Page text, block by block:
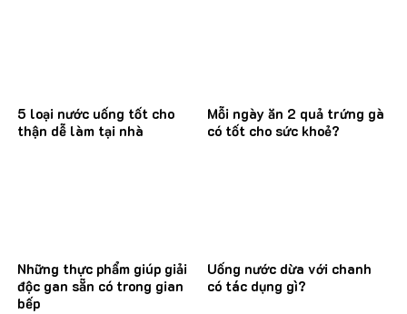
5 loại nước uống tốt cho
thận dễ làm tại nhà
Mỗi ngày ăn 2 quả trứng gà
có tốt cho sức khoẻ?
Những thực phẩm giúp giải
độc gan sẵn có trong gian
bếp
Uống nước dừa với chanh
có tác dụng gì?